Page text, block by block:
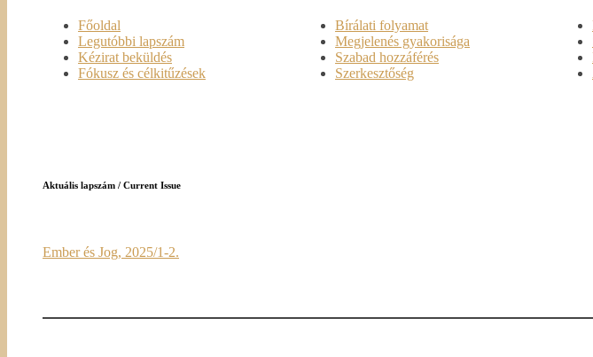
Főoldal
Legutóbbi lapszám
Kézirat beküldés
Fókusz és célkitűzések
Bírálati folyamat
Megjelenés gyakorisága
Szabad hozzáférés
Szerkesztőség
Aktuális lapszám / Current Issue
Ember és Jog, 2025/1-2.